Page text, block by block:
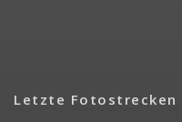
Letzte Fotostrecken